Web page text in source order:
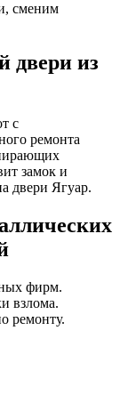
сменим
двери из
с
ремонта
замок и
двери Ягуар.
фирм.
взлома.
ремонту.